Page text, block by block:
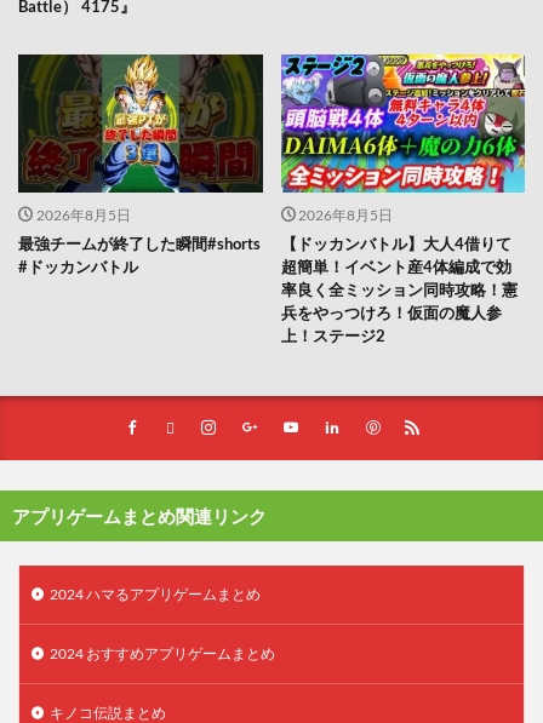
Battle） 4175』
2026年8月5日
最強チームが終了した瞬間#shorts
#ドッカンバトル
2026年8月5日
【ドッカンバトル】大人4借りて
超簡単！イベント産4体編成で効
率良く全ミッション同時攻略！憲
兵をやっつけろ！仮面の魔人参
上！ステージ2
アプリゲームまとめ関連リンク
2024 ハマるアプリゲームまとめ
2024 おすすめアプリゲームまとめ
キノコ伝説まとめ